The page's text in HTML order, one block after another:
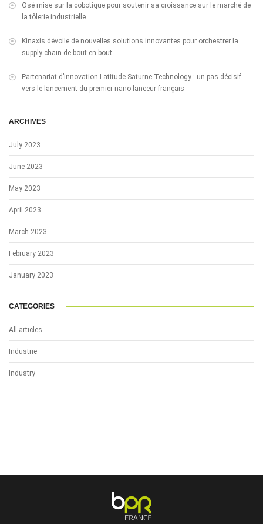
Osé mise sur la cobotique pour soutenir sa croissance sur le marché de
la tôlerie industrielle
Kinaxis dévoile de nouvelles solutions innovantes pour orchestrer la
supply chain de bout en bout
Partenariat d’innovation Latitude-Saturne Technology : un pas décisif
vers le lancement du premier nano lanceur français
ARCHIVES
July 2023
June 2023
May 2023
April 2023
March 2023
February 2023
January 2023
CATEGORIES
All articles
Industrie
Industry